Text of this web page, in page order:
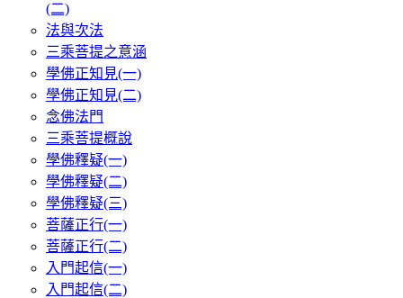
(二)
法與次法
三乘菩提之意涵
學佛正知見(一)
學佛正知見(二)
念佛法門
三乘菩提概說
學佛釋疑(一)
學佛釋疑(二)
學佛釋疑(三)
菩薩正行(一)
菩薩正行(二)
入門起信(一)
入門起信(二)